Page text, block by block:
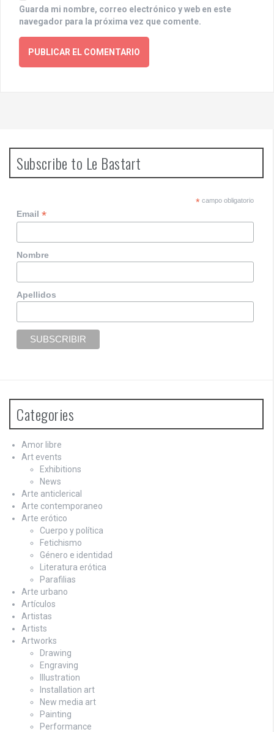
Guarda mi nombre, correo electrónico y web en este
navegador para la próxima vez que comente.
Subscribe to Le Bastart
*campo obligatorio
Email*
Nombre
Apellidos
Categories
Amor libre
Art events
Exhibitions
News
Arte anticlerical
Arte contemporaneo
Arte erótico
Cuerpo y política
Fetichismo
Género e identidad
Literatura erótica
Parafilias
Arte urbano
Artículos
Artistas
Artists
Artworks
Drawing
Engraving
Illustration
Installation art
New media art
Painting
Performance